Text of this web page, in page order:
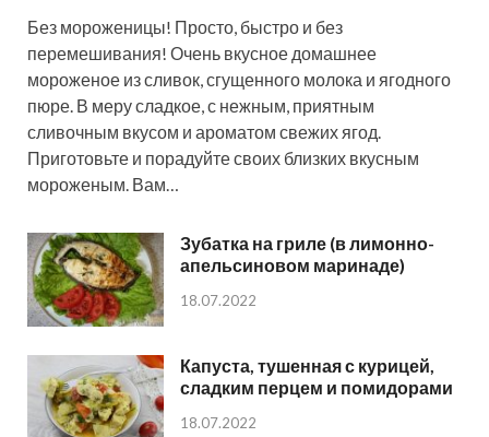
Без мороженицы! Просто, быстро и без
перемешивания! Очень вкусное домашнее
мороженое из сливок, сгущенного молока и ягодного
пюре. В меру сладкое, с нежным, приятным
сливочным вкусом и ароматом свежих ягод.
Приготовьте и порадуйте своих близких вкусным
мороженым. Вам…
Зубатка на гриле (в лимонно-
апельсиновом маринаде)
18.07.2022
Капуста, тушенная с курицей,
сладким перцем и помидорами
18.07.2022